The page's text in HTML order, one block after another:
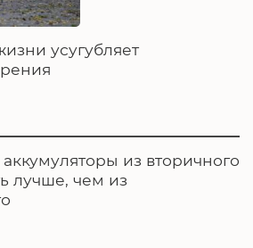
усугубляет
из вторичного
лучше, чем из